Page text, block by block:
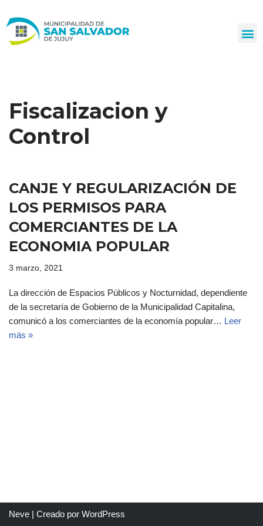
al
Fiscalizacion y
Control
CANJE Y REGULARIZACIÓN DE
LOS PERMISOS PARA
COMERCIANTES DE LA
ECONOMIA POPULAR
3 marzo, 2021
La dirección de Espacios Públicos y Nocturnidad, dependiente
de la secretaría de Gobierno de la Municipalidad Capitalina,
comunicó a los comerciantes de la economía popular… Leer
más »
Neve | Creado por WordPress